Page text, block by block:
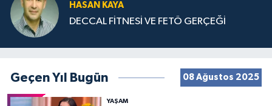
HASAN KAYA
DECCAL FİTNESİ VE FETÖ GERÇEĞİ
Geçen Yıl Bugün 08 Ağustos 2025
YAŞAM